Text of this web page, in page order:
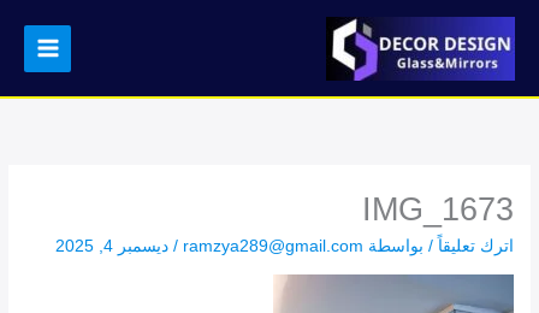
المحتوى
IMG_1673
اترك تعليقاً / بواسطة ramzya289@gmail.com
/ديسمبر 4, 2025